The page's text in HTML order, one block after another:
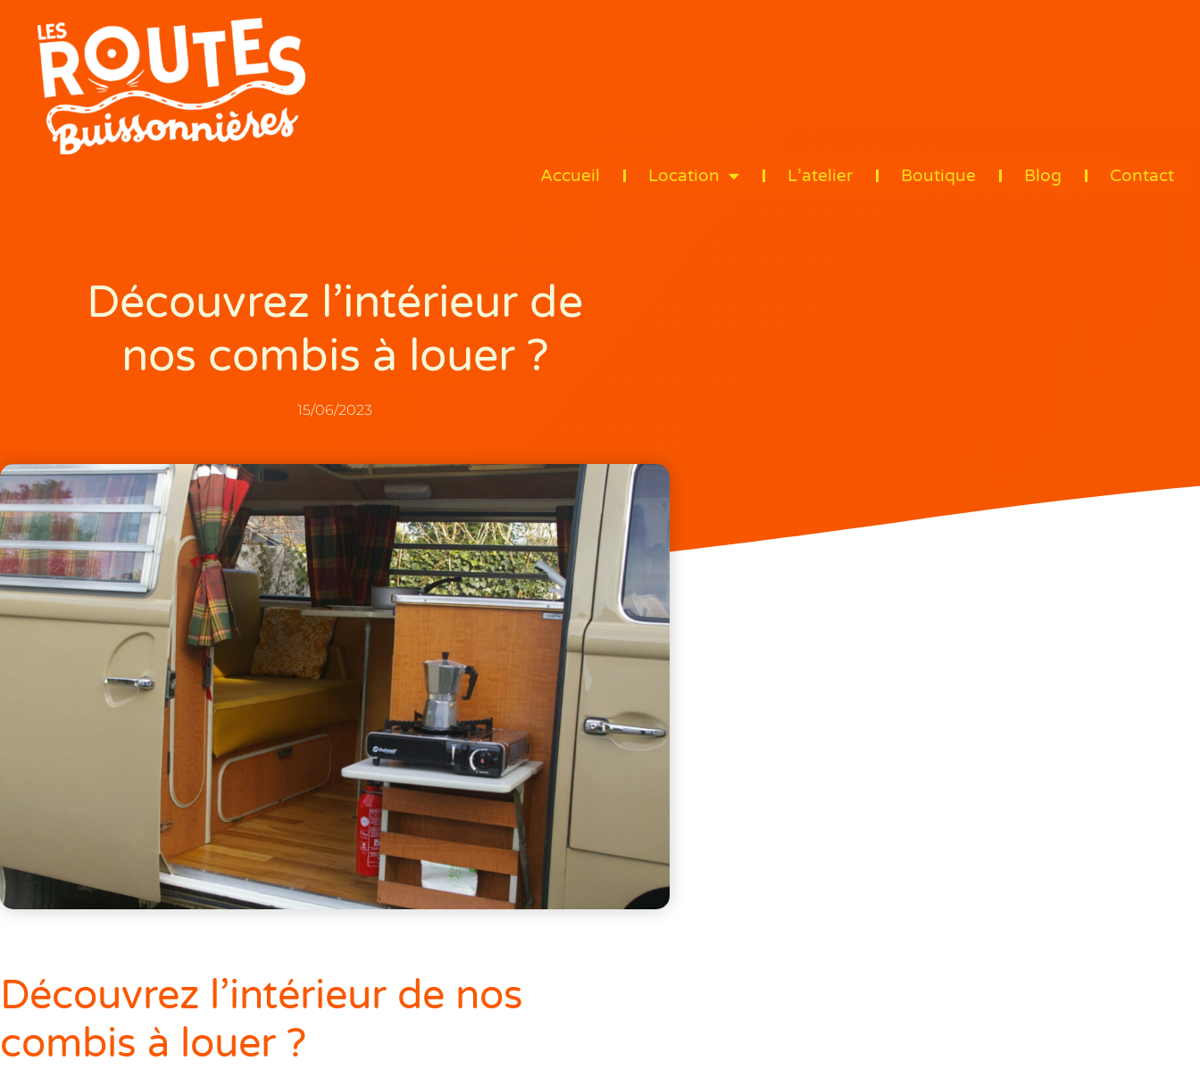
Accueil Location L’atelier Boutique Blog Contact
Découvrez l’intérieur de
nos combis à louer ?
15/06/2023
Découvrez l’intérieur de nos
combis à louer ?